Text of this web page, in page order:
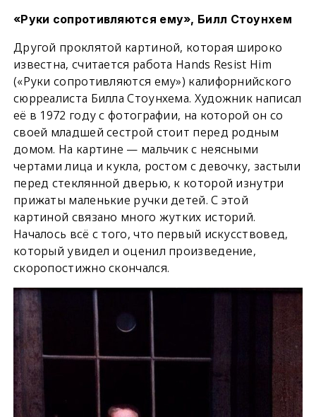
«Руки сопротивляются ему», Билл Стоунхем
Другой проклятой картиной, которая широко
известна, считается работа Hands Resist Him
(«Руки сопротивляются ему») калифорнийского
сюрреалиста Билла Стоунхема. Художник написал
её в 1972 году с фотографии, на которой он со
своей младшей сестрой стоит перед родным
домом. На картине — мальчик с неясными
чертами лица и кукла, ростом с девочку, застыли
перед стеклянной дверью, к которой изнутри
прижаты маленькие ручки детей. С этой
картиной связано много жутких историй.
Началось всё с того, что первый искусствовед,
который увидел и оценил произведение,
скоропостижно скончался.